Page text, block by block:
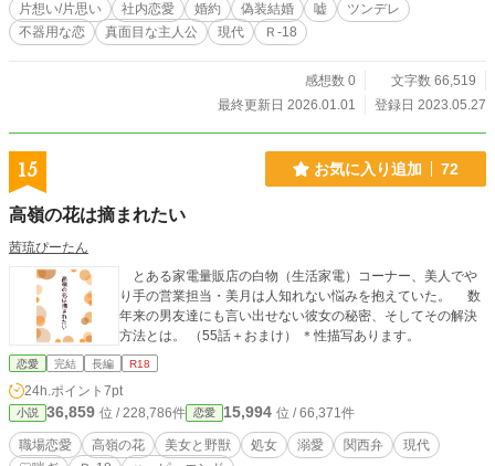
片想い/片思い 社内恋愛 婚約 偽装結婚 嘘
ツンデレ
不器用な恋
真面目な主人公 現代 Ｒ-18
感想数 0
文字数 66,519
最終更新日 2026.01.01
登録日 2023.05.27
15 お気に入り追加 72
高嶺の花は摘まれたい
茜琉ぴーたん
とある家電量販店の白物（生活家電）コーナー、美人でや
り手の営業担当・美月は人知れない悩みを抱えていた。 数
年来の男友達にも言い出せない彼女の秘密、そしてその解決
方法とは。 （55話＋おまけ） ＊性描写あります。
恋愛 完結 長編 R18
24h.ポイント 7pt
小説 36,859 位 / 228,786件 恋愛 15,994 位 / 66,371件
職場恋愛 高嶺の花 美女と野獣 処女 溺愛 関西弁
現代